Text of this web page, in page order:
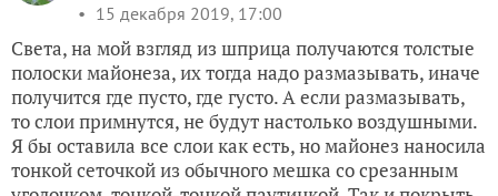
15 декабря 2019, 17:00
Света, на мой взгляд из шприца получаются толстые
полоски майонеза, их тогда надо размазывать, иначе
получится где пусто, где густо. А если размазывать,
то слои примнутся, не будут настолько воздушными.
Я бы оставила все слои как есть, но майонез наносила
тонкой сеточкой из обычного мешка со срезанным